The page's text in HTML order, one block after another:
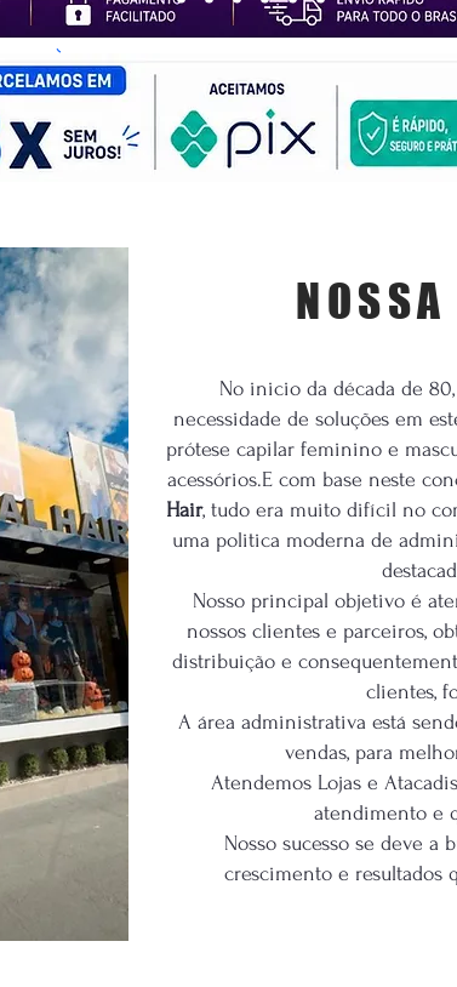
No inicio da década de 80,
necessidade de soluções em
prótese capilar feminino e
acessórios.E com base neste
Hair, tudo era muito difícil no
uma politica moderna de
Nosso principal objetivo é
nossos clientes e parceiros,
distribuição e
clientes,
A área administrativa está
vendas, para
Atendemos Lojas e
atendimento e
Nosso sucesso se deve a
crescimento e resultados